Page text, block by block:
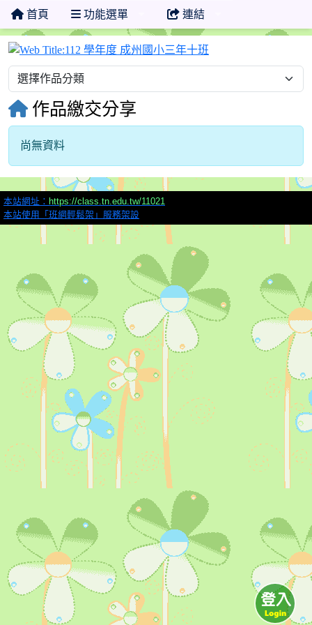
首頁 功能選單 連結
作品繳交分享
尚無資料
本站網址： https://class.tn.edu.tw/11021
本站使用「班網輕鬆架」服務架設